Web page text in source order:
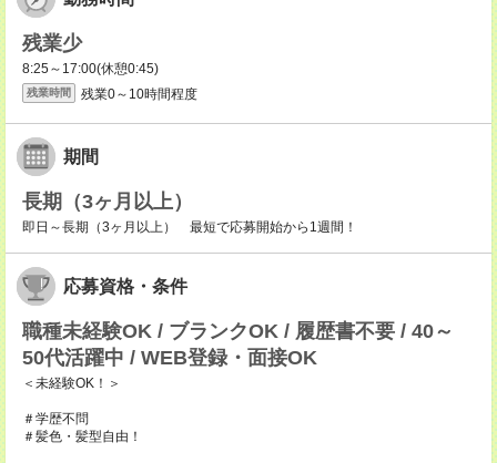
残業少
8:25～17:00(休憩0:45)
残業時間 残業0～10時間程度
期間
長期（3ヶ月以上）
即日～長期（3ヶ月以上） 最短で応募開始から1週間！
応募資格・条件
職種未経験OK / ブランクOK / 履歴書不要 / 40～
50代活躍中 / WEB登録・面接OK
＜未経験OK！＞
＃学歴不問
＃髪色・髪型自由！